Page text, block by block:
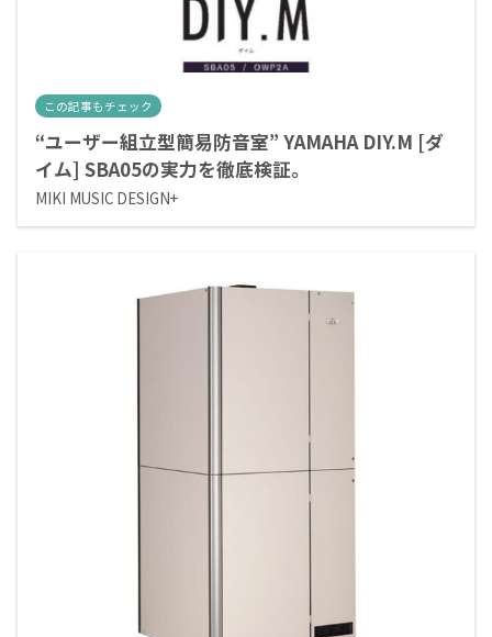
この記事もチェック
“ユーザー組立型簡易防音室” YAMAHA DIY.M [ダ
イム] SBA05の実力を徹底検証。
MIKI MUSIC DESIGN+